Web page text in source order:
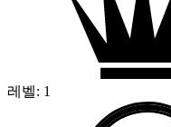
레벨: 1